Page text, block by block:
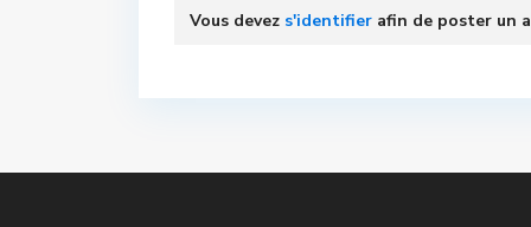
Vous devez s'identifier afin de poster un